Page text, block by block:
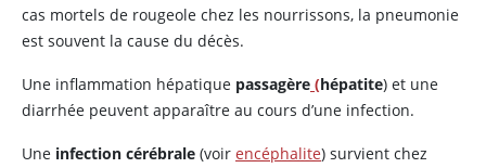
cas mortels de rougeole chez les nourrissons, la pneumonie
est souvent la cause du décès.
Une inflammation hépatique passagère (hépatite) et une
diarrhée peuvent apparaître au cours d’une infection.
Une infection cérébrale (voir encéphalite) survient chez